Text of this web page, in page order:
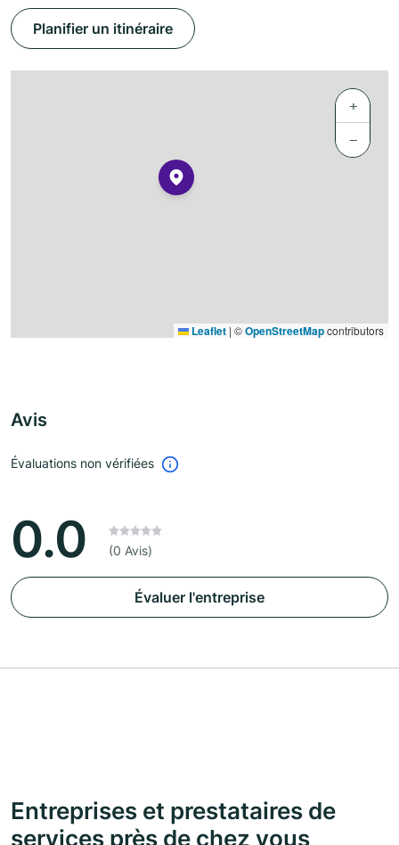
Planifier un itinéraire
+
−
Leaflet | ©OpenStreetMapcontributors
Avis
Évaluations non vérifiées
0.0 (0 Avis)
Évaluer l'entreprise
Entreprises et prestataires de
services près de chez vous